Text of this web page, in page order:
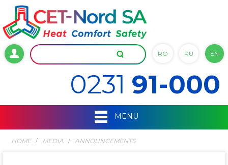
RO RU EN
0231 91-000
MENU
HOME MEDIA ANNOUNCEMENTS